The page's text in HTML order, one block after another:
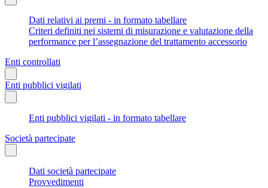
Dati relativi ai premi - in formato tabellare
Criteri definiti nei sistemi di misurazione e valutazione della
performance per l’assegnazione del trattamento accessorio
Enti controllati
Enti pubblici vigilati
Enti pubblici vigilati - in formato tabellare
Società partecipate
Dati società partecipate
Provvedimenti